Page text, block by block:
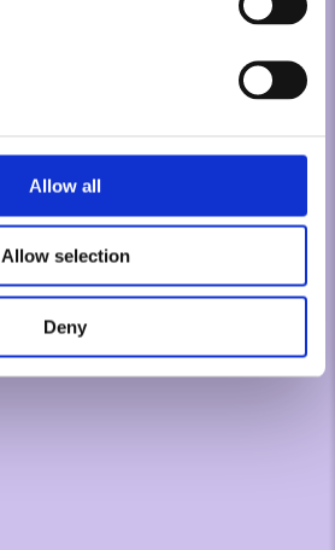
Allow all
Allow selection
Deny